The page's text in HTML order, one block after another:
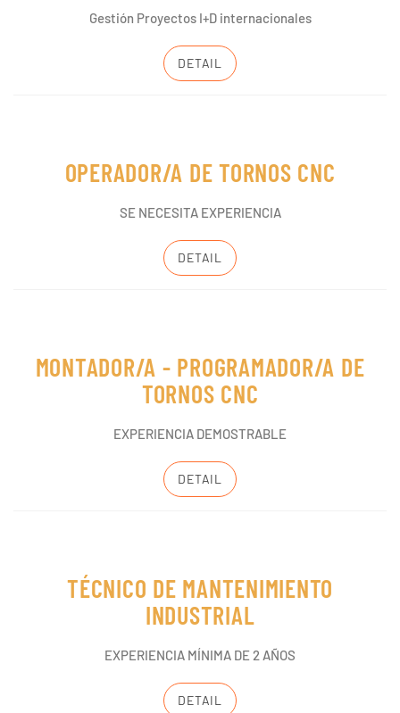
Gestión Proyectos I+D internacionales
DETAIL
OPERADOR/A DE TORNOS CNC
SE NECESITA EXPERIENCIA
DETAIL
MONTADOR/A - PROGRAMADOR/A DE
TORNOS CNC
EXPERIENCIA DEMOSTRABLE
DETAIL
TÉCNICO DE MANTENIMIENTO
INDUSTRIAL
EXPERIENCIA MÍNIMA DE 2 AÑOS
DETAIL